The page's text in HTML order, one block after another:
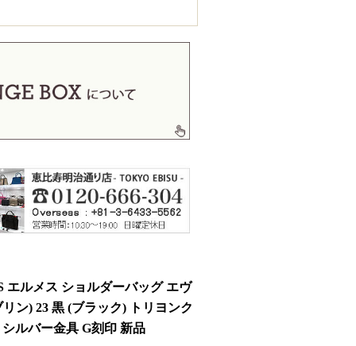
エルメス ショルダーバッグ エヴ
ン) 23 黒 (ブラック) トリヨンク
ルバー金具 G刻印 新品